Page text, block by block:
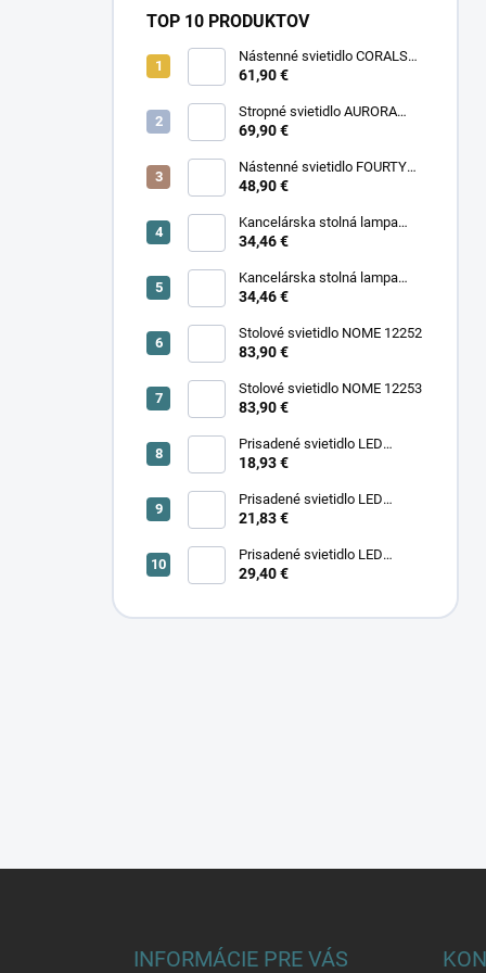
TOP 10 PRODUKTOV
Nástenné svietidlo CORALS
11977
61,90 €
Stropné svietidlo AURORA
11971
69,90 €
Nástenné svietidlo FOURTY
WALL S 10888
48,90 €
Kancelárska stolná lampa
PIXA KT-40-GR BL 90420
34,46 €
Kancelárska stolná lampa
PIXA KT-40-BE 90419
34,46 €
Stolové svietidlo NOME 12252
83,90 €
Stolové svietidlo NOME 12253
83,90 €
Prisadené svietidlo LED
18,93 €
Prisadené svietidlo LED
SONOR CCT UP 6W B 24365
21,83 €
Prisadené svietidlo LED
29,40 €
INFORMÁCIE PRE VÁS